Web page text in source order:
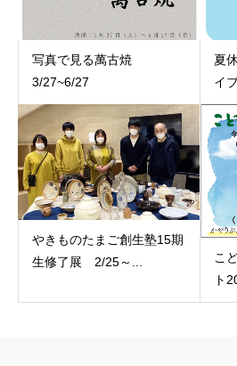
写真で見る萬古焼
3/27~6/27
夏
イ
やきものたまご創生塾15期
生修了展 2/25～...
こ
ト